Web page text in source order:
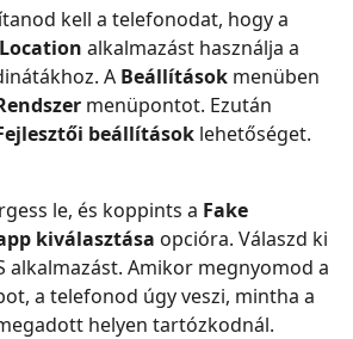
kell a telefonodat, hogy a
alkalmazást használja a
A Beállítások menüben
menüpontot. Ezután
beállítások lehetőséget.
le, és koppints a Fake
kiválasztása opcióra. Válaszd ki
alkalmazást. Amikor megnyomod a
a telefonod úgy veszi, mintha a
helyen tartózkodnál.